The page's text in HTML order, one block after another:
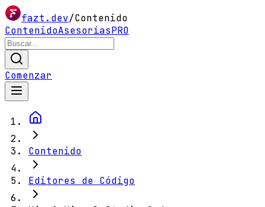
fazt.dev/Contenido
ContenidoAsesoríasPRO
Comenzar
Contenido
Editores de Código